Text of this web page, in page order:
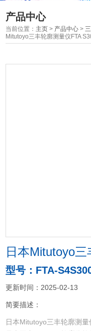
产品中心
当前位置： 主页 > 产品中心 >
Mitutoyo三丰轮廓测量仪FTA
日本Mitutoyo
型号：FTA-
更新时间：2025-02-13
简要描述：
日本Mitutoyo三丰轮廓测量